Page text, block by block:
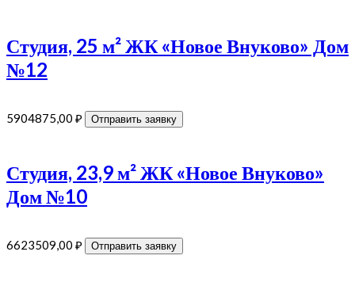
Студия, 25 м² ЖК «Новое Внуково» Дом
№12
5904875,00 ₽ Отправить заявку
Студия, 23,9 м² ЖК «Новое Внуково»
Дом №10
6623509,00 ₽ Отправить заявку